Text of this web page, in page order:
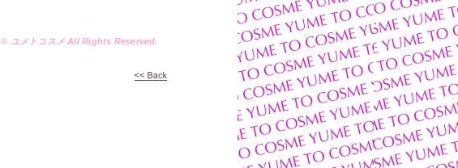
© ユメトコスメ All Rights Reserved.